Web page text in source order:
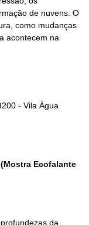
de nuvens. O
como mudanças
acontecem na
- Vila Água
Ecofalante
da